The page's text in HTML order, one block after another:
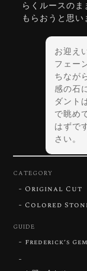
らくルースの
もらおうと思い
お迎え
フェー
ちなが
感の石
ダント
で眺め
はずで
さい。
CATEGORY
Original Cut オ
Colored
GUIDE
Frederick’s